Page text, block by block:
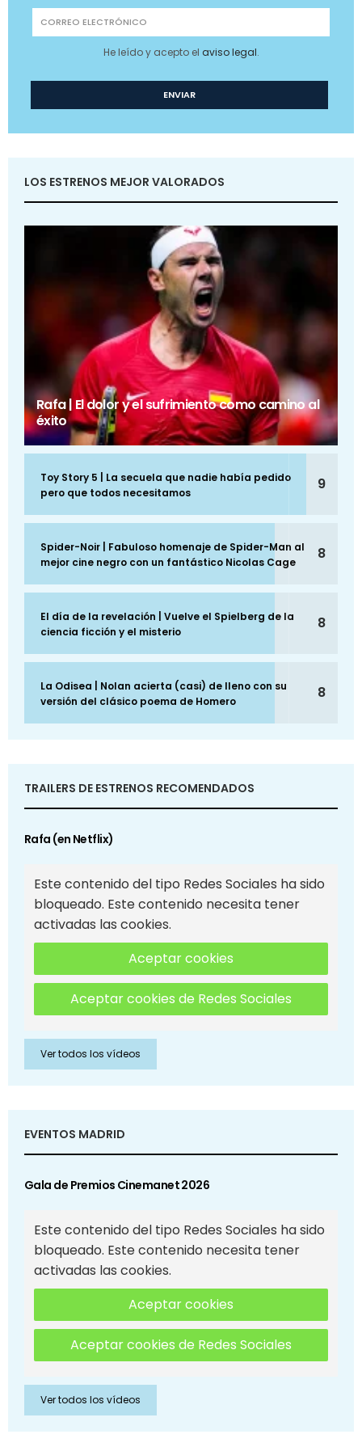
He leído y acepto el aviso legal.
LOS ESTRENOS MEJOR VALORADOS
Rafa | El dolor y el sufrimiento como camino al
éxito
Toy Story 5 | La secuela que nadie había pedido
pero que todos necesitamos
9
Spider-Noir | Fabuloso homenaje de Spider-Man al
mejor cine negro con un fantástico Nicolas Cage
8
El día de la revelación | Vuelve el Spielberg de la
ciencia ficción y el misterio
8
La Odisea | Nolan acierta (casi) de lleno con su
versión del clásico poema de Homero
8
TRAILERS DE ESTRENOS RECOMENDADOS
Rafa (en Netflix)
Este contenido del tipo Redes Sociales ha sido
bloqueado. Este contenido necesita tener
activadas las cookies.
Aceptar cookies
Aceptar cookies de Redes Sociales
Ver todos los vídeos
EVENTOS MADRID
Gala de Premios Cinemanet 2026
Este contenido del tipo Redes Sociales ha sido
bloqueado. Este contenido necesita tener
activadas las cookies.
Aceptar cookies
Aceptar cookies de Redes Sociales
Ver todos los vídeos